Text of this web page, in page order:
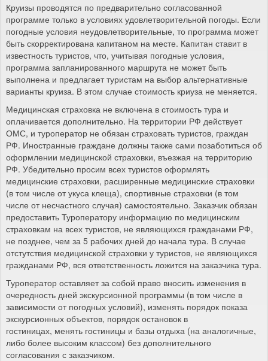
Круизы проводятся по предварительно согласованной
программе только в условиях удовлетворительной погоды. Если
погодные условия неудовлетворительные, то программа может
быть скорректирована капитаном на месте. Капитан ставит в
известность туристов, что, учитывая погодные условия,
программа запланированного маршрута не может быть
выполнена и предлагает туристам на выбор альтернативные
варианты круиза. В этом случае стоимость криуза не меняется.
Медицинская страховка не включена в стоимость тура и
оплачивается дополнительно. На территории РФ действует
ОМС, и туроператор не обязан страховать туристов, граждан
РФ. Иностранные граждане должны также сами позаботиться об
оформлении медицинской страховки, въезжая на территорию
РФ. Убедительно просим всех туристов оформлять
медицинские страховки, расширенные медицинские страховки
(в том числе от укуса клеща), спортивные страховки (в том
числе от несчастного случая) самостоятельно. Заказчик обязан
предоставить Туроператору информацию по медицинским
страховкам на всех туристов, не являющихся гражданами РФ,
не позднее, чем за 5 рабочих дней до начала тура. В случае
отстутствия медицинской страховки у туристов, не являющихся
гражданами РФ, вся ответственность ложится на заказчика тура.
Туроператор оставляет за собой право вносить изменения в
очередность дней экскурсионной программы (в том числе в
зависимости от погодных условий), изменять порядок показа
экскурсионных объектов, порядок остановок в
гостиницах, менять гостиницы и базы отдыха (на аналогичные,
либо более высоким классом) без дополнительного
согласования с заказчиком.